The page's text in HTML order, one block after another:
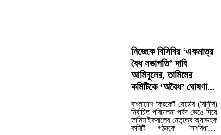
নিজেকে বিসিবির ‘একমাত্র
বৈধ সভাপতি’ দাবি
আমিনুলের, তামিমের
কমিটিকে ‘অবৈধ’ ঘোষণা...
বাংলাদেশ ক্রিকেট বোর্ডের (বিসিবি)
নির্বাচিত পরিচালনা পর্ষদ ভেঙে দিয়ে
তামিম ইকবালের নেতৃত্বে অ্যাডহক
কমিটি গঠনকে ‘সাংবিধানিক